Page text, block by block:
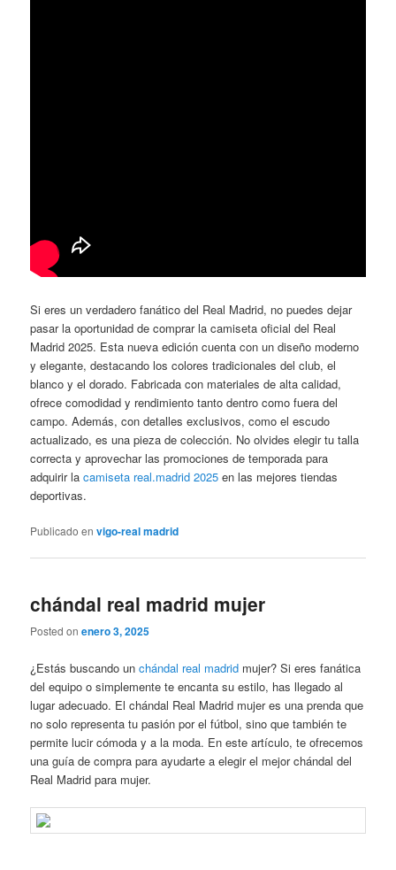
Si eres un verdadero fanático del Real Madrid, no puedes dejar
pasar la oportunidad de comprar la camiseta oficial del Real
Madrid 2025. Esta nueva edición cuenta con un diseño moderno
y elegante, destacando los colores tradicionales del club, el
blanco y el dorado. Fabricada con materiales de alta calidad,
ofrece comodidad y rendimiento tanto dentro como fuera del
campo. Además, con detalles exclusivos, como el escudo
actualizado, es una pieza de colección. No olvides elegir tu talla
correcta y aprovechar las promociones de temporada para
adquirir lacamiseta real.madrid 2025 en las mejores tiendas
deportivas.
Publicado en vigo-real madrid
chándal real madrid mujer
Posted onenero 3, 2025
¿Estás buscando unchándal real madrid mujer? Si eres fanática
del equipo o simplemente te encanta su estilo, has llegado al
lugar adecuado. El chándal Real Madrid mujer es una prenda que
no solo representa tu pasión por el fútbol, sino que también te
permite lucir cómoda y a la moda. En este artículo, te ofrecemos
una guía de compra para ayudarte a elegir el mejor chándal del
Real Madrid para mujer.